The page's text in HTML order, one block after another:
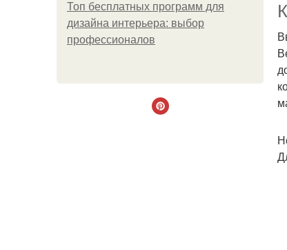
Топ бесплатных программ для
дизайна интерьера: выбор
профессионалов